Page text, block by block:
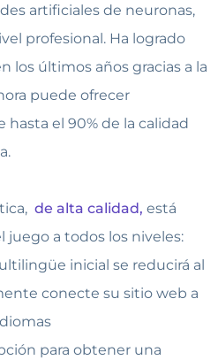
artificiales de neuronas,
profesional. Ha logrado
los últimos años gracias a la
puede ofrecer
el 90% de la calidad
de alta calidad, está
juego a todos los niveles:
inicial se reducirá al
conecte su sitio web a
para obtener una